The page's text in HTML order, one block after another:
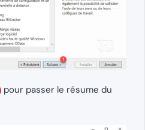
pour passer le résume du